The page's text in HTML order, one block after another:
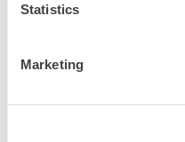
Statistics
Marketing